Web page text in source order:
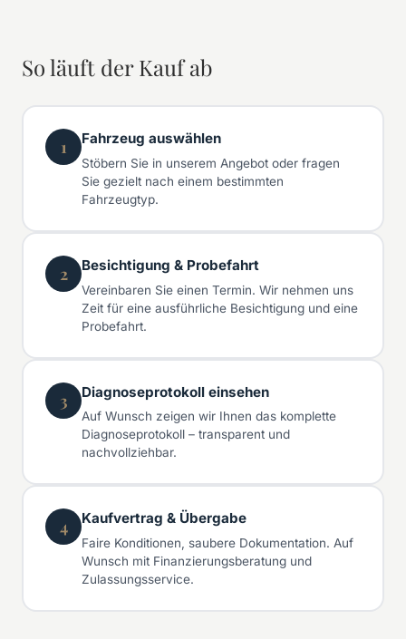
So läuft der Kauf ab
1 Fahrzeug auswählen
Stöbern Sie in unserem Angebot oder fragen
Sie gezielt nach einem bestimmten
Fahrzeugtyp.
2 Besichtigung & Probefahrt
Vereinbaren Sie einen Termin. Wir nehmen uns
Zeit für eine ausführliche Besichtigung und eine
Probefahrt.
3 Diagnoseprotokoll einsehen
Auf Wunsch zeigen wir Ihnen das komplette
Diagnoseprotokoll – transparent und
nachvollziehbar.
4 Kaufvertrag & Übergabe
Faire Konditionen, saubere Dokumentation. Auf
Wunsch mit Finanzierungsberatung und
Zulassungsservice.